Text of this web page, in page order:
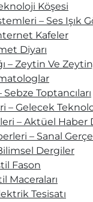
Köşesi
– Ses Işık
Kafeler
Diyarı
– Zeytin Ve
Sebze Toptancıları
– Gelecek
– Aktüel Haber
– Sanal
Dergiler
Fason
Maceraları
Tesisatı